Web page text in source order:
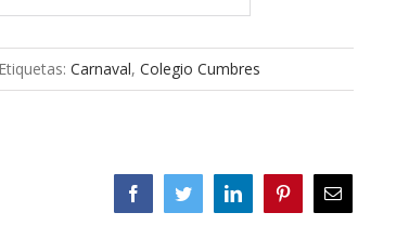
Etiquetas:Carnaval,Colegio Cumbres
FacebookTwitterLinkedIn PinterestCorreo
electrónico